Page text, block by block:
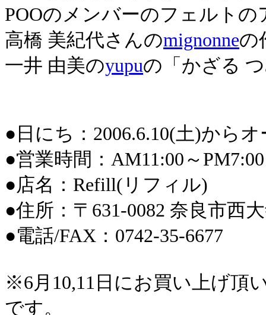
POOのメンバーのフェルト
高橋 美紀代さんのmignonneの
一井 由美のyupuの「かざる
●日にち：2006.6.10(土)から
●営業時間：AM11:00～PM7:00
●店名：Refill(リフィル)
●住所：〒631-0082 奈良市西
●電話/FAX：0742-35-6677
※6月10,11日にお買い上げ頂
です。